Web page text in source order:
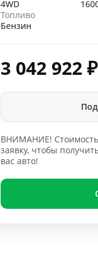
4WD
Топливо
Бензин
3 042 922₽
ВНИМАНИЕ! Стоимость
заявку, чтобы
вас авто!